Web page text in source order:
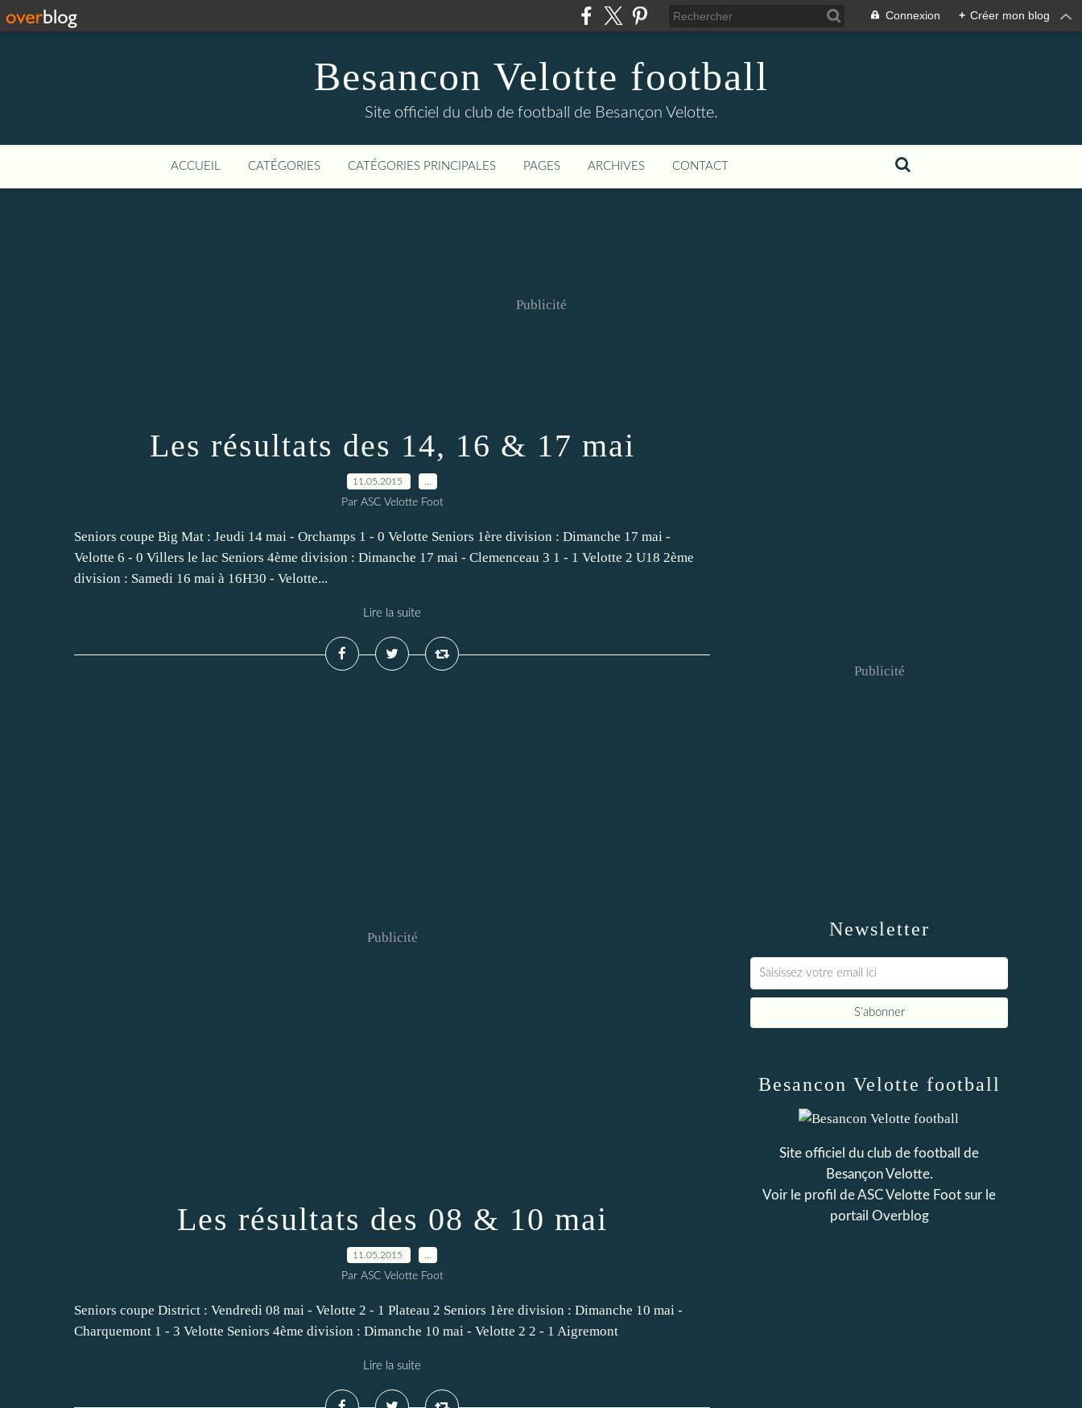
Connexion + Créer mon blog
Besancon Velotte football
Site officiel du club de football de Besançon Velotte.
ACCUEIL CATÉGORIES CATÉGORIES PRINCIPALES PAGES ARCHIVES CONTACT
Publicité
Les résultats des 14, 16 & 17 mai
11.05.2015
Par ASC Velotte Foot
Seniors coupe Big Mat : Jeudi 14 mai - Orchamps 1 - 0 Velotte Seniors 1ère division : Dimanche 17 mai -
Velotte 6 - 0 Villers le lac Seniors 4ème division : Dimanche 17 mai - Clemenceau 3 1 - 1 Velotte 2 U18 2ème
division : Samedi 16 mai à 16H30 - Velotte...
Lire la suite
Publicité
Les résultats des 08 & 10 mai
11.05.2015
Par ASC Velotte Foot
Seniors coupe District : Vendredi 08 mai - Velotte 2 - 1 Plateau 2 Seniors 1ère division : Dimanche 10 mai -
Charquemont 1 - 3 Velotte Seniors 4ème division : Dimanche 10 mai - Velotte 2 2 - 1 Aigremont
Lire la suite
Newsletter
Publicité
Besancon Velotte football
Site officiel du club de football de
Besançon Velotte.
Voir le profil deASC Velotte Foot sur le
portail Overblog